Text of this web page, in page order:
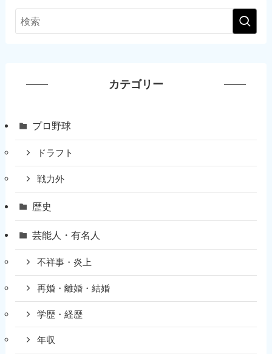
カテゴリー
プロ野球
ドラフト
戦力外
歴史
芸能人・有名人
不祥事・炎上
再婚・離婚・結婚
学歴・経歴
年収